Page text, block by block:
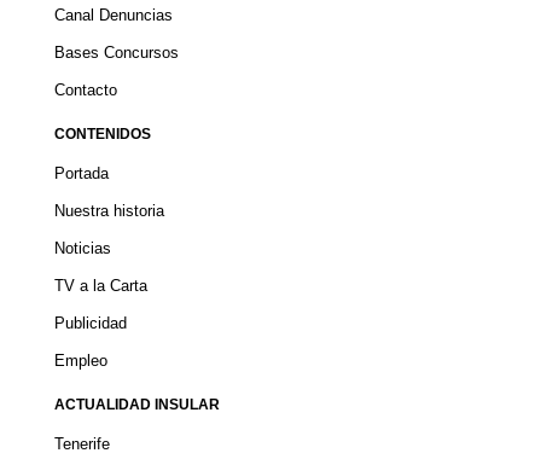
Canal Denuncias
Bases Concursos
Contacto
CONTENIDOS
Portada
Nuestra historia
Noticias
TV a la Carta
Publicidad
Empleo
ACTUALIDAD INSULAR
Tenerife